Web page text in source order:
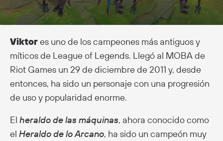
Viktores uno de los campeones más antiguos y
míticos de League of Legends. Llegó al MOBA de
Riot Games un 29 de diciembre de 2011 y, desde
entonces, ha sido un personaje con una progresión
de uso y popularidad enorme.
El heraldo de las máquinas, ahora conocido como
el Heraldo de lo Arcano, ha sido un campeón muy